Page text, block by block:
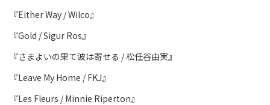
『Either Way / Wilco』
『Gold / Sigur Ros』
『さまよいの果て波は寄せる / 松任谷由実』
『Leave My Home / FKJ』
『Les Fleurs / Minnie Riperton』